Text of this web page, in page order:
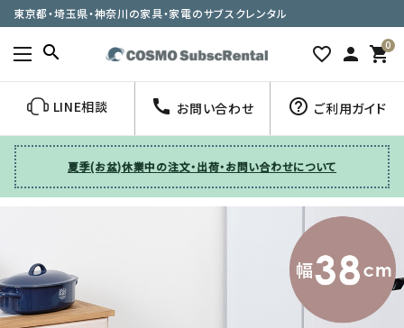
東京都・埼玉県・神奈川の家具・家電のサブスクレンタル
search favorite_border person 0
shopping_cart
LINE相談 call お問い合わせ help_outline ご利用ガイド
夏季(お盆)休業中の注文・出荷・お問い合わせについて